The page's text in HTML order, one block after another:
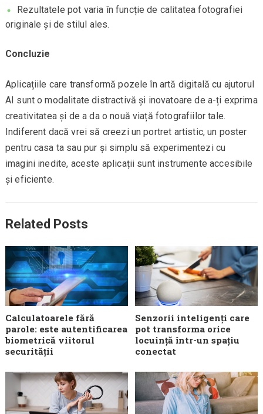
Rezultatele pot varia în funcție de calitatea fotografiei
originale și de stilul ales.
Concluzie
Aplicațiile care transformă pozele în artă digitală cu ajutorul
AI sunt o modalitate distractivă și inovatoare de a-ți exprima
creativitatea și de a da o nouă viață fotografiilor tale.
Indiferent dacă vrei să creezi un portret artistic, un poster
pentru casa ta sau pur și simplu să experimentezi cu
imagini inedite, aceste aplicații sunt instrumente accesibile
și eficiente.
Related Posts
Calculatoarele fără
parole: este autentificarea
biometrică viitorul
securității
Senzorii inteligenți care
pot transforma orice
locuință într-un spațiu
conectat